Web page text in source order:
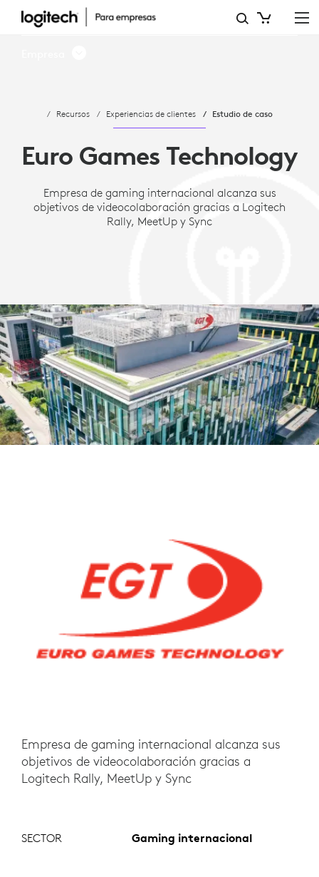
ESTUDIO
GAMES
TECHNOLOGY
SUS
OBJETIVOS
GRACIAS
A
LOGITECH
RALLY,
MEETUP
Y
Recursos Experiencias de clientes Estudio de caso
Euro Games Technology
Empresa de gaming internacional alcanza sus
objetivos de videocolaboración gracias a Logitech
Rally, MeetUp y Sync
Empresa de gaming internacional alcanza sus
objetivos de videocolaboración gracias a
Logitech Rally, MeetUp y Sync
SECTOR Gaming internacional